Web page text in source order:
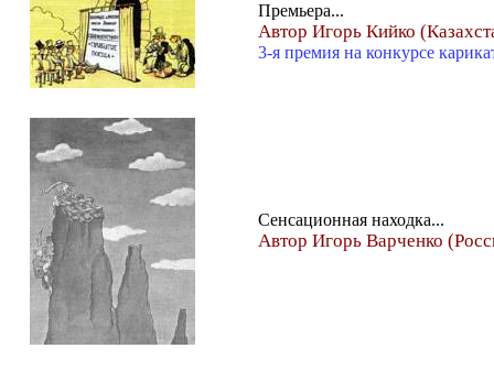
Премьера...
Автор Игорь Кийко
3-я премия на конкурсе
Сенсационная находка...
Автор Игорь Варченко